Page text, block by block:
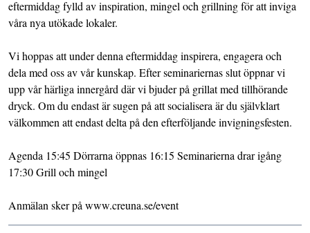
eftermiddag fylld av inspiration, mingel och grillning för att inviga
våra nya utökade lokaler.
Vi hoppas att under denna eftermiddag inspirera, engagera och
dela med oss av vår kunskap. Efter seminariernas slut öppnar vi
upp vår härliga innergård där vi bjuder på grillat med tillhörande
dryck. Om du endast är sugen på att socialisera är du självklart
välkommen att endast delta på den efterföljande invigningsfesten.
Agenda 15:45 Dörrarna öppnas 16:15 Seminarierna drar igång
17:30 Grill och mingel
Anmälan sker på www.creuna.se/event